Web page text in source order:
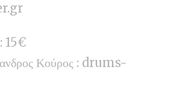
15€
Κούρος : drums-